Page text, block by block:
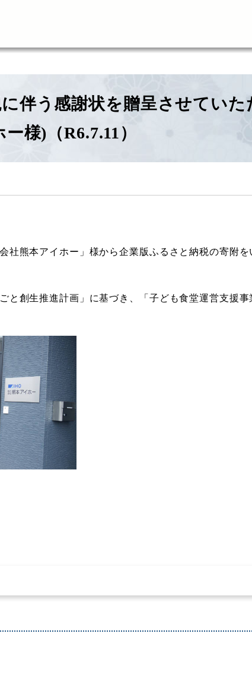
伴う感謝状を贈呈させていた
様)（R6.7.11）
社熊本アイホー」様から企業版ふるさと納税の寄附
と創生推進計画」に基づき、「子ども食堂運営支援事